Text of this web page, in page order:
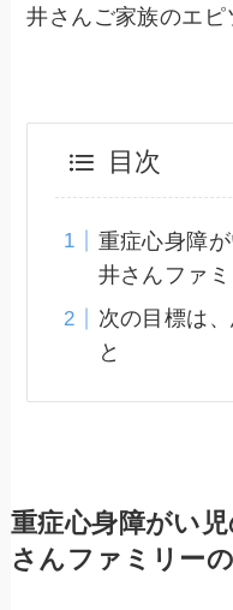
井さんご家族のエピ
目次
重症心身障
井さんファ
次の目標は
と
重症心身障がい
さんファミリー